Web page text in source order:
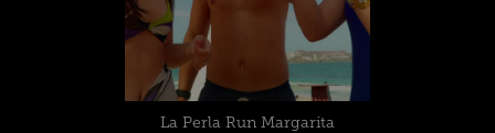
La Perla Run Margarita